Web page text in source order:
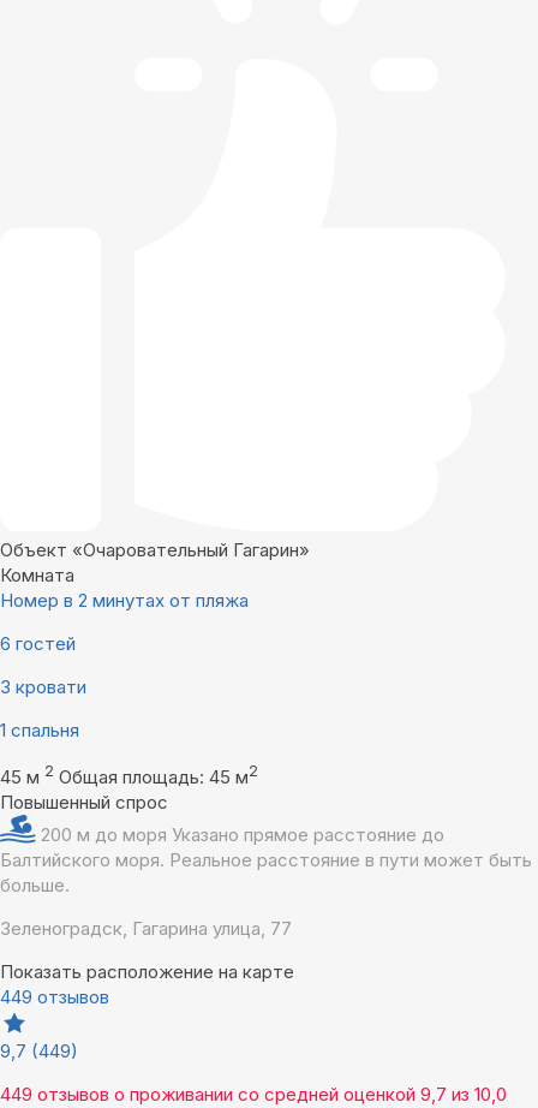
Объект «Очаровательный Гагарин»
Комната
Номер в 2 минутах от пляжа
6 гостей
3 кровати
1 спальня
45 м 2 Общая площадь: 45 м2
Повышенный спрос
200 м до моря Указано прямое расстояние до
Балтийского моря. Реальное расстояние в пути может быть
больше.
Зеленоградск, Гагарина улица, 77
Показать расположение на карте
449 отзывов
9,7 (449)
449 отзывов о проживании со средней оценкой 9,7 из 10,0